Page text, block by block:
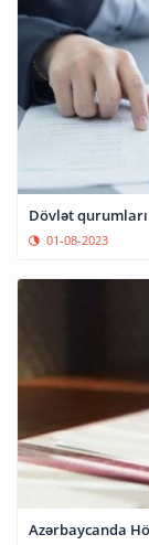
Dövlət
01-08-2023
Azərbaycanda